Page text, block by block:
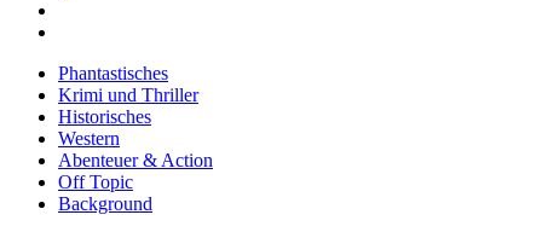
Phantastisches
Krimi und Thriller
Historisches
Western
Abenteuer & Action
Off Topic
Background